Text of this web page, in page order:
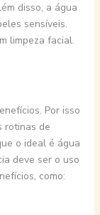
disso, a água
sensíveis.
limpeza facial.
Por isso
rotinas de
o ideal é água
deve ser o uso
como: